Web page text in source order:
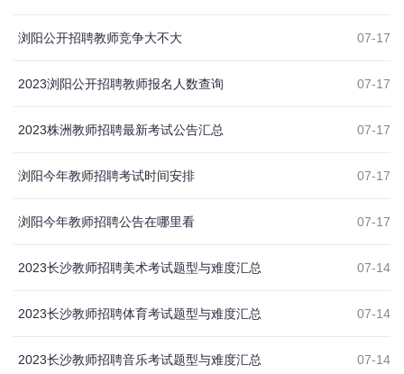
07-17
浏阳公开招聘教师竞争大不大
07-17
2023浏阳公开招聘教师报名人数查询
07-17
2023株洲教师招聘最新考试公告汇总
07-17
浏阳今年教师招聘考试时间安排
07-17
浏阳今年教师招聘公告在哪里看
07-14
2023长沙教师招聘美术考试题型与难度汇总
07-14
2023长沙教师招聘体育考试题型与难度汇总
07-14
2023长沙教师招聘音乐考试题型与难度汇总